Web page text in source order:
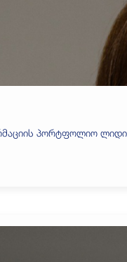
პორტფოლიო ლიდი